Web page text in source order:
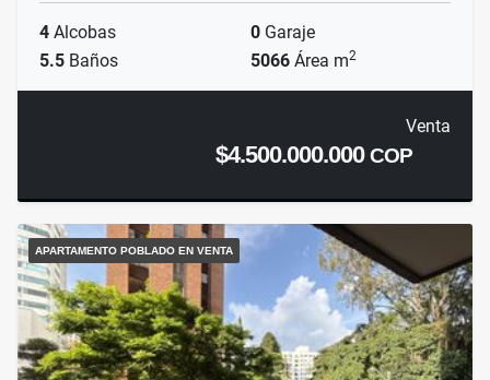
4 Alcobas 0 Garaje
5.5 Baños 5066 Área m2
Venta
$4.500.000.000COP
APARTAMENTO POBLADO EN VENTA